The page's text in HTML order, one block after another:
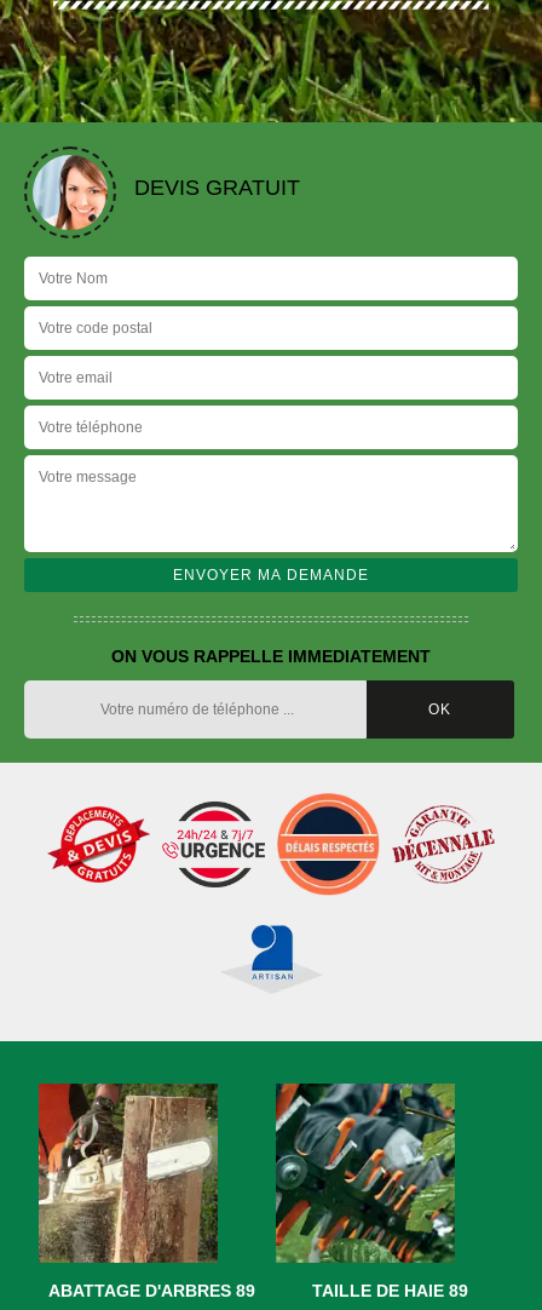
DEVIS GRATUIT
ON VOUS RAPPELLE IMMEDIATEMENT
ABATTAGE D'ARBRES 89 TAILLE DE HAIE 89